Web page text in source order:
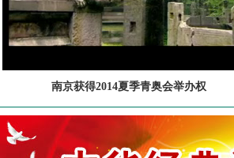
南京获得2014夏季青奥会举办权